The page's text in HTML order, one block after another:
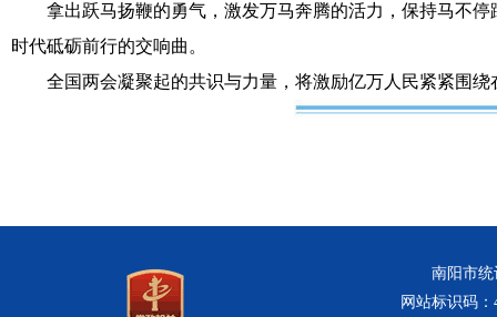
拿出跃马扬鞭的勇气，激发万马奔腾的活力，保持马不停
时代砥砺前行的交响曲。
全国两会凝聚起的共识与力量，将激励亿万人民紧紧围绕
南阳市统
网站标识码：